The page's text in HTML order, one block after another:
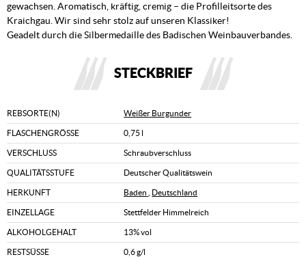
gewachsen. Aromatisch, kräftig, cremig – die Profilleitsorte des
Kraichgau. Wir sind sehr stolz auf unseren Klassiker!
Geadelt durch die Silbermedaille des Badischen Weinbauverbandes.
STECKBRIEF
REBSORTE(N) Weißer Burgunder
FLASCHENGRÖSSE 0,75 l
VERSCHLUSS Schraubverschluss
QUALITÄTSSTUFE Deutscher Qualitätswein
HERKUNFT Baden Deutschland
EINZELLAGE Stettfelder Himmelreich
ALKOHOLGEHALT 13% vol
RESTSÜSSE 0,6 g/l